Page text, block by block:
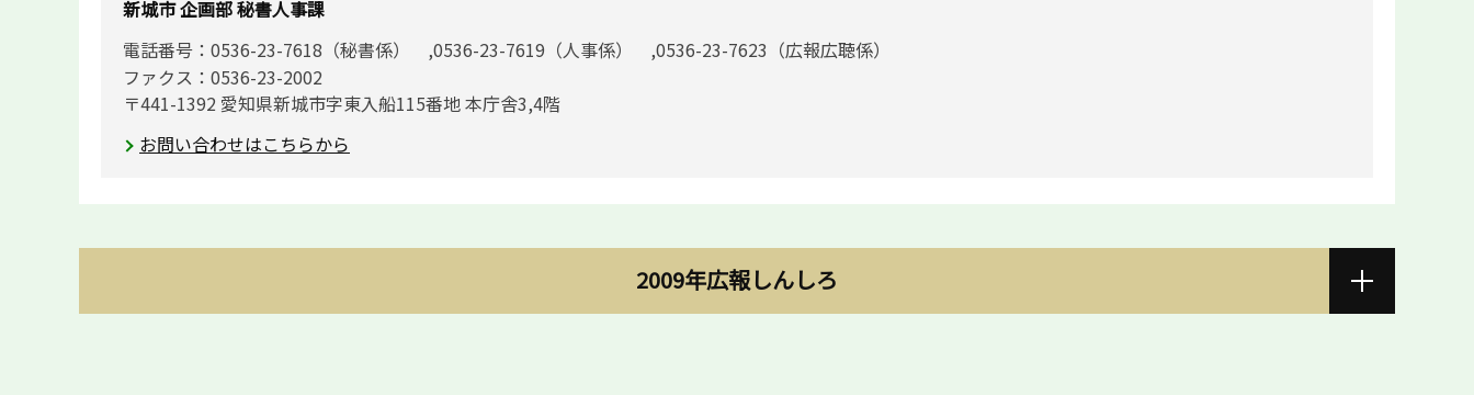
新城市 企画部 秘書人事課
電話番号：0536-23-7618（秘書係） ,0536-23-7619（人事係） ,0536-23-7623（広報広聴係）
ファクス：0536-23-2002
〒441-1392 愛知県新城市字東入船115番地 本庁舎3,4階
お問い合わせはこちらから
2009年広報しんしろ